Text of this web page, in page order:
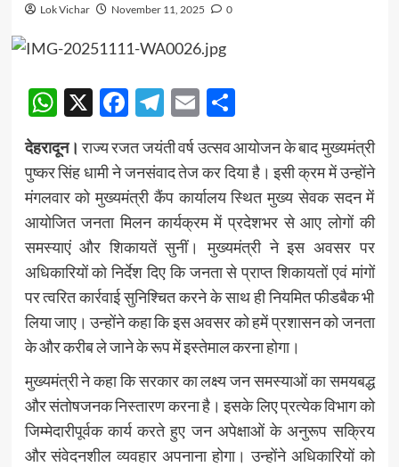
Lok Vichar November 11, 2025 0
WhatsApp
X Facebook
Telegram
EmailShare
देहरादून। राज्य रजत जयंती वर्ष उत्सव आयोजन के बाद मुख्यमंत्री
पुष्कर सिंह धामी ने जनसंवाद तेज कर दिया है। इसी क्रम में उन्होंने
मंगलवार को मुख्यमंत्री कैंप कार्यालय स्थित मुख्य सेवक सदन में
आयोजित जनता मिलन कार्यक्रम में प्रदेशभर से आए लोगों की
समस्याएं और शिकायतें सुनीं। मुख्यमंत्री ने इस अवसर पर
अधिकारियों को निर्देश दिए कि जनता से प्राप्त शिकायतों एवं मांगों
पर त्वरित कार्रवाई सुनिश्चित करने के साथ ही नियमित फीडबैक भी
लिया जाए। उन्होंने कहा कि इस अवसर को हमें प्रशासन को जनता
के और करीब ले जाने के रूप में इस्तेमाल करना होगा।
मुख्यमंत्री ने कहा कि सरकार का लक्ष्य जन समस्याओं का समयबद्ध
और संतोषजनक निस्तारण करना है। इसके लिए प्रत्येक विभाग को
जिम्मेदारीपूर्वक कार्य करते हुए जन अपेक्षाओं के अनुरूप सक्रिय
और संवेदनशील व्यवहार अपनाना होगा। उन्होंने अधिकारियों को